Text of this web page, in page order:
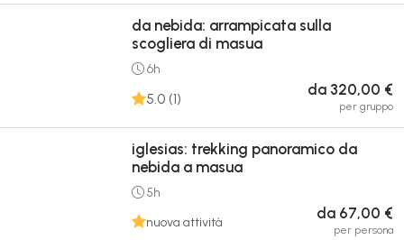
da nebida: arrampicata sulla
scogliera di masua
6h
5.0 (1) da 320,00 €
per gruppo
iglesias: trekking panoramico da
nebida a masua
5h
nuova attività
da 67,00 €
per persona